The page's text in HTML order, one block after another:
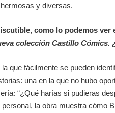
y diversas.
como lo podemos ver
colección Castillo Cómics.
que fácilmente se pueden
una en la que no hubo
“¿Qué harías si pudieras
la obra muestra cómo